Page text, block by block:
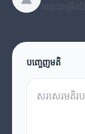
បញ្ចេញមតិ